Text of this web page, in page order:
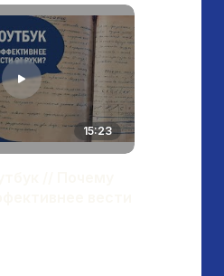
15:23